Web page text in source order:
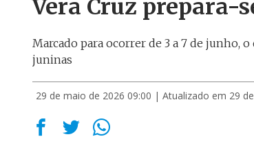
Vera Cruz prepara-
Marcado para ocorrer de 3 a 7 de junho,
juninas
29 de maio de 2026 09:00 | Atualizado em 29